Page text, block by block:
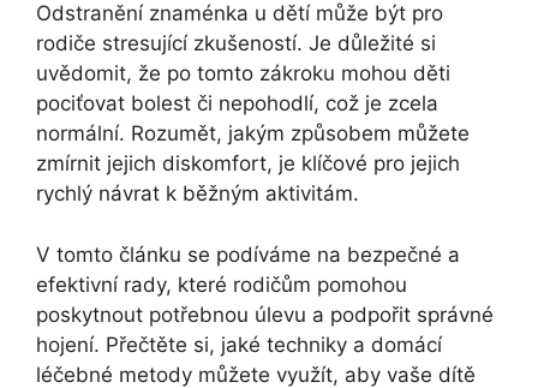
Odstranění znaménka u dětí může být pro
rodiče stresující zkušeností. Je důležité si
uvědomit, že po tomto zákroku mohou děti
pociťovat bolest či nepohodlí, což je zcela
normální. Rozumět, jakým způsobem můžete
zmírnit jejich diskomfort, je klíčové pro jejich
rychlý návrat k běžným aktivitám.
V tomto článku se podíváme na bezpečné a
efektivní rady, které rodičům pomohou
poskytnout potřebnou úlevu a podpořit správné
hojení. Přečtěte si, jaké techniky a domácí
léčebné metody můžete využít, aby vaše dítě